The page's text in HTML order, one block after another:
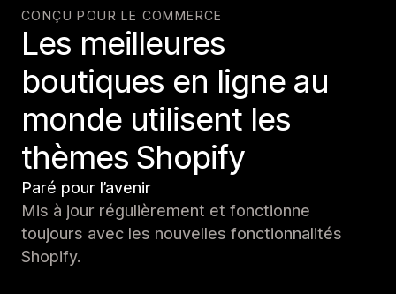
CONÇU POUR LE COMMERCE
Les meilleures
boutiques en ligne au
monde utilisent les
thèmes Shopify
Paré pour l’avenir
Mis à jour régulièrement et fonctionne
toujours avec les nouvelles fonctionnalités
Shopify.